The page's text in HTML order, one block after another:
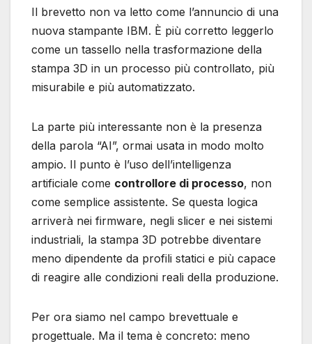
Il brevetto non va letto come l’annuncio di una
nuova stampante IBM. È più corretto leggerlo
come un tassello nella trasformazione della
stampa 3D in un processo più controllato, più
misurabile e più automatizzato.
La parte più interessante non è la presenza
della parola “AI”, ormai usata in modo molto
ampio. Il punto è l’uso dell’intelligenza
artificiale come controllore di processo, non
come semplice assistente. Se questa logica
arriverà nei firmware, negli slicer e nei sistemi
industriali, la stampa 3D potrebbe diventare
meno dipendente da profili statici e più capace
di reagire alle condizioni reali della produzione.
Per ora siamo nel campo brevettuale e
progettuale. Ma il tema è concreto: meno